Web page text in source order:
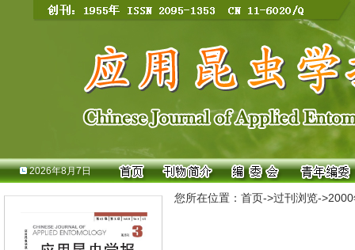
2026年8月7日
您所在位置： 首页->过刊浏览->